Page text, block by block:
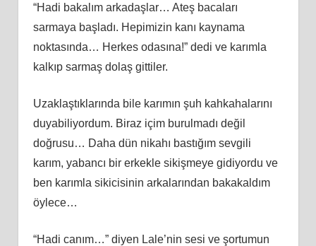
“Hadi bakalım arkadaşlar… Ateş bacaları
sarmaya başladı. Hepimizin kanı kaynama
noktasında… Herkes odasına!” dedi ve karımla
kalkıp sarmaş dolaş gittiler.
Uzaklaştıklarında bile karımın şuh kahkahalarını
duyabiliyordum. Biraz içim burulmadı değil
doğrusu… Daha dün nikahı bastığım sevgili
karım, yabancı bir erkekle sikişmeye gidiyordu ve
ben karımla sikicisinin arkalarından bakakaldım
öylece…
“Hadi canım…” diyen Lale’nin sesi ve şortumun